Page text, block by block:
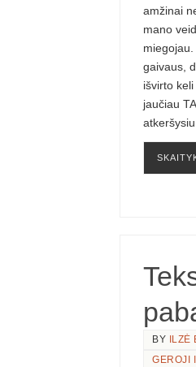
amžinai
mano
gaivaus,
išvirto
jaučiau
BY ILZĖ
GEROJI